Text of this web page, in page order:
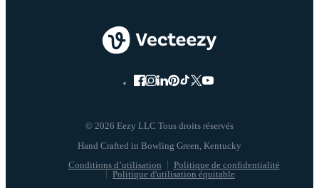
© 2026 Eezy LLC Tous droits réservés
Conditions d’utilisation
Politique de confidentialité
Politique d'utilisation équitable